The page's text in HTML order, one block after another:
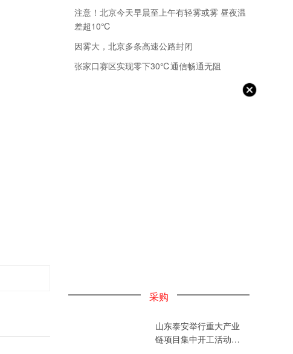
注意！北京今天早晨至上午有轻雾或雾 昼夜温
差超10℃
因雾大，北京多条高速公路封闭
张家口赛区实现零下30℃通信畅通无阻
采购
山东泰安举行重大产业
链项目集中开工活动